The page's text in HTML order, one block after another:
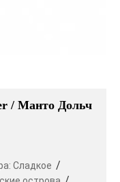
/ Манто Дольч
Сладкое